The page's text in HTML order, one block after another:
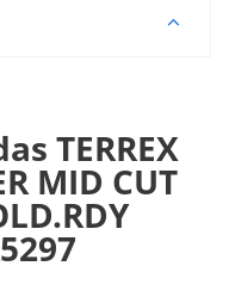
TERREX
MID CUT